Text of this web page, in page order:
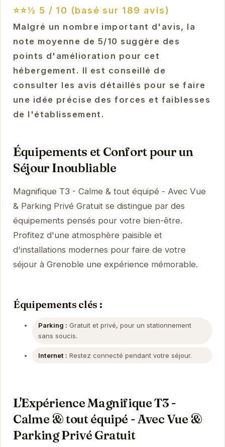
⭐⭐½ 5 / 10 (basé sur 189 avis)
Malgré un nombre important d'avis, la
note moyenne de 5/10 suggère des
points d'amélioration pour cet
hébergement. Il est conseillé de
consulter les avis détaillés pour se faire
une idée précise des forces et faiblesses
de l'établissement.
Équipements et Confort pour un
Séjour Inoubliable
Magnifique T3 - Calme & tout équipé - Avec Vue
& Parking Privé Gratuit se distingue par des
équipements pensés pour votre bien-être.
Profitez d'une atmosphère paisible et
d'installations modernes pour faire de votre
séjour à Grenoble une expérience mémorable.
Équipements clés :
Parking : Gratuit et privé, pour un stationnement
sans soucis.
Internet : Restez connecté pendant votre séjour.
L'Expérience Magnifique T3 -
Calme & tout équipé - Avec Vue &
Parking Privé Gratuit